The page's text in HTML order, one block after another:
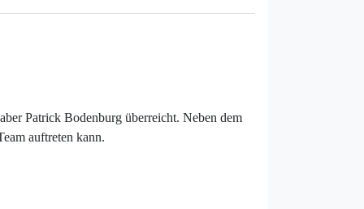
Patrick Bodenburg überreicht. Neben dem
auftreten kann.